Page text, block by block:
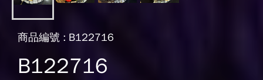
商品編號 : B122716
B122716